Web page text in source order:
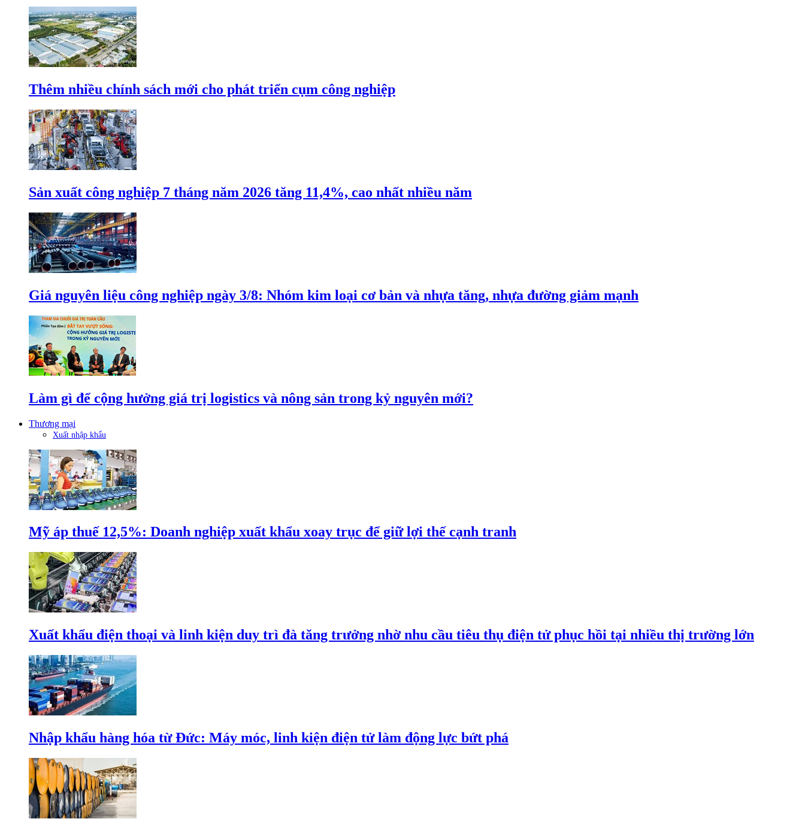
Thêm nhiều chính sách mới cho phát triển cụm công nghiệp
Sản xuất công nghiệp 7 tháng năm 2026 tăng 11,4%, cao nhất nhiều năm
Giá nguyên liệu công nghiệp ngày 3/8: Nhóm kim loại cơ bản và nhựa tăng, nhựa đường giảm mạnh
Làm gì để cộng hưởng giá trị logistics và nông sản trong kỷ nguyên mới?
Thương mại
Xuất nhập khẩu
Mỹ áp thuế 12,5%: Doanh nghiệp xuất khẩu xoay trục để giữ lợi thế cạnh tranh
Xuất khẩu điện thoại và linh kiện duy trì đà tăng trưởng nhờ nhu cầu tiêu thụ điện tử phục hồi tại nhiều thị trường lớn
Nhập khẩu hàng hóa từ Đức: Máy móc, linh kiện điện tử làm động lực bứt phá